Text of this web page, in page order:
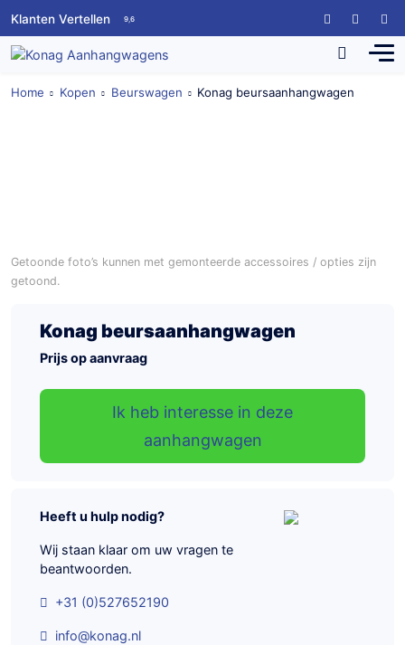
Klanten Vertellen 9,6
Home Kopen Beurswagen Konag beursaanhangwagen
Getoonde foto’s kunnen met gemonteerde accessoires / opties zijn
getoond.
Konag beursaanhangwagen
Prijs op aanvraag
Ik heb interesse in deze
aanhangwagen
Heeft u hulp nodig?
Wij staan klaar om uw vragen te
beantwoorden.
+31 (0)527652190
info@konag.nl